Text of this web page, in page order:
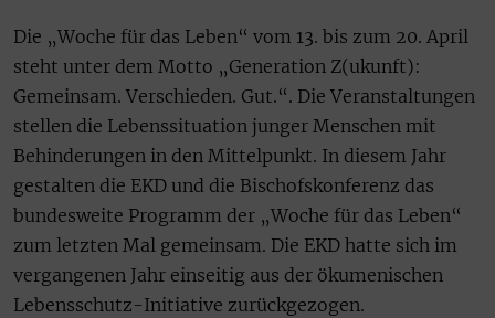
Die „Woche für das Leben“ vom 13. bis zum 20. April
steht unter dem Motto „Generation Z(ukunft):
Gemeinsam. Verschieden. Gut.“. Die Veranstaltungen
stellen die Lebenssituation junger Menschen mit
Behinderungen in den Mittelpunkt. In diesem Jahr
gestalten die EKD und die Bischofskonferenz das
bundesweite Programm der „Woche für das Leben“
zum letzten Mal gemeinsam. Die EKD hatte sich im
vergangenen Jahr einseitig aus der ökumenischen
Lebensschutz-Initiative zurückgezogen.